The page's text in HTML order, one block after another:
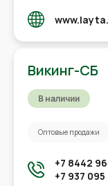
Викинг-СБ
В наличии
Оптовые продажи
+7 8442
+7 937